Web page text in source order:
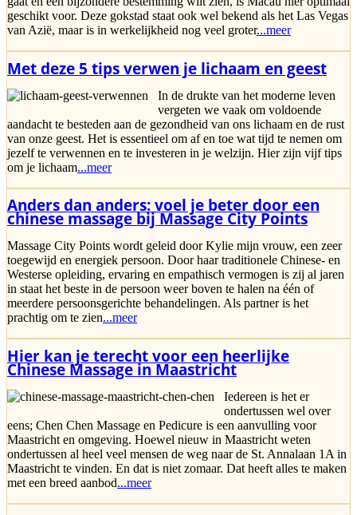
geschikt voor. Deze gokstad staat ook wel bekend als het Las Vegas
van Azië, maar is in werkelijkheid nog veel groter...meer
Met deze 5 tips verwen je lichaam en geest
In de drukte van het moderne leven
vergeten we vaak om voldoende
aandacht te besteden aan de gezondheid van ons lichaam en de rust
van onze geest. Het is essentieel om af en toe wat tijd te nemen om
jezelf te verwennen en te investeren in je welzijn. Hier zijn vijf tips
om je lichaam...meer
Anders dan anders: voel je beter door een
chinese massage bij Massage City Points
Massage City Points wordt geleid door Kylie mijn vrouw, een zeer
toegewijd en energiek persoon. Door haar traditionele Chinese- en
Westerse opleiding, ervaring en empathisch vermogen is zij al jaren
in staat het beste in de persoon weer boven te halen na één of
meerdere persoonsgerichte behandelingen. Als partner is het
prachtig om te zien...meer
Hier kan je terecht voor een heerlijke
Chinese Massage in Maastricht
Iedereen is het er
ondertussen wel over
eens; Chen Chen Massage en Pedicure is een aanvulling voor
Maastricht en omgeving. Hoewel nieuw in Maastricht weten
ondertussen al heel veel mensen de weg naar de St. Annalaan 1A in
Maastricht te vinden. En dat is niet zomaar. Dat heeft alles te maken
met een breed aanbod...meer